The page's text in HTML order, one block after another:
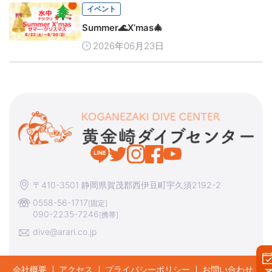
イベント
Summer🌊X’mas🎄
2026年06月23日
〒410-3501 静岡県賀茂郡西伊豆町宇久須2192-2
0558-56-1717[固定]
090-2235-7246[携帯]
dive@arari.co.jp
会社概要 アクセス プライバシーポリシー お問い合わせ